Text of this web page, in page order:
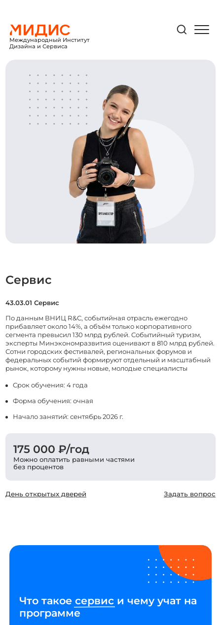
Международный Институт
Дизайна и Сервиса
Сервис
43.03.01 Сервис
По данным ВНИЦ R&C, событийная отрасль ежегодно
прибавляет около 14%, а объём только корпоративного
сегмента превысил 130 млрд рублей. Событийный туризм,
эксперты Минэкономразвития оценивают в 810 млрд рублей.
Сотни городских фестивалей, региональных форумов и
федеральных событий формируют отдельный и масштабный
рынок, которому нужны новые, молодые специалисты
Срок обучения: 4 года
Форма обучения: очная
Начало занятий: сентябрь 2026 г.
175 000 ₽/год
Можно оплатить равными частями
без процентов
День открытых дверей Задать вопрос
Что такоесервис и чему учат на
программе